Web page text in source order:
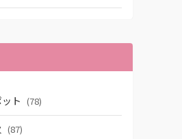
ト (78)
(87)